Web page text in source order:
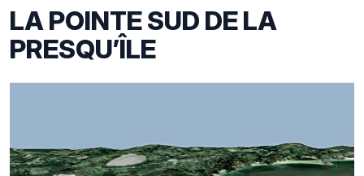
LA POINTE SUD DE LA
PRESQU’ÎLE